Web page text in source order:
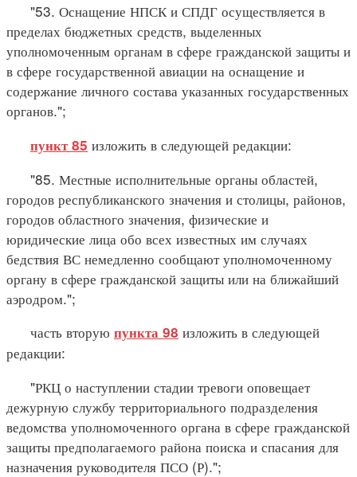
"53. Оснащение НПСК и СПДГ осуществляется в
пределах бюджетных средств, выделенных
уполномоченным органам в сфере гражданской защиты и
в сфере государственной авиации на оснащение и
содержание личного состава указанных государственных
органов.";
пункт 85 изложить в следующей редакции:
"85. Местные исполнительные органы областей,
городов республиканского значения и столицы, районов,
городов областного значения, физические и
юридические лица обо всех известных им случаях
бедствия ВС немедленно сообщают уполномоченному
органу в сфере гражданской защиты или на ближайший
аэродром.";
часть вторую пункта 98 изложить в следующей
редакции:
"РКЦ о наступлении стадии тревоги оповещает
дежурную службу территориального подразделения
ведомства уполномоченного органа в сфере гражданской
защиты предполагаемого района поиска и спасания для
назначения руководителя ПСО (Р).";